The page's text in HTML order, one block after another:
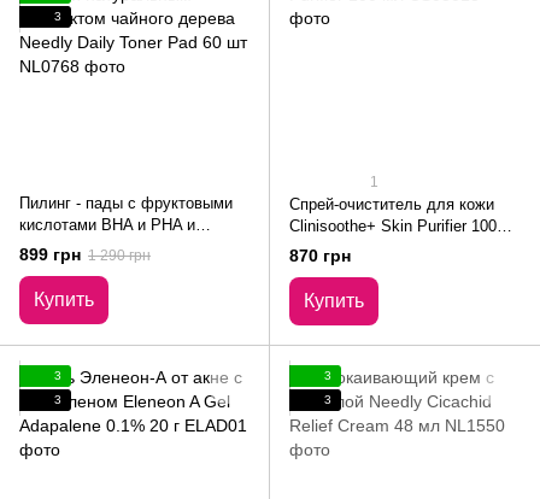
3
Пилинг - пады с фруктовыми
кислотами BHA и PHA и
натуральным экстрактом
чайного дерева Needly Daily
Toner Pad 60 шт
899 грн 1 290 грн
Купить
1
Спрей-очиститель для кожи
Clinisoothe+ Skin Purifier 100
мл
870 грн
Купить
3
3
3
3